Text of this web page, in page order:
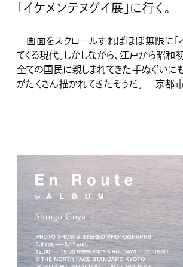
「イケメンテヌグイ展」に行く。
画面をスクロールすればほぼ無限に「
てくる現代。しかしながら、江戸から昭
全ての国民に親しまれてきた手ぬぐいに
がたくさん描かれてきたそうだ。 京都